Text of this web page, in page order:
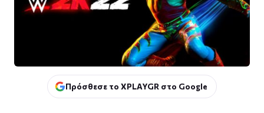
Πρόσθεσε το XPLAYGR στο Google